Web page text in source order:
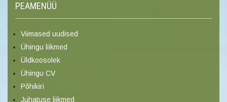
PEAMENÜÜ
Viimased uudised
Ühingu liikmed
Üldkoosolek
Ühingu CV
Põhikiri
Juhatuse liikmed